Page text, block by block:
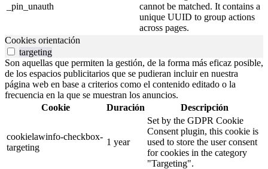
_pin_unauth
cannot be matched. It contains a
unique UUID to group actions
across pages.
Cookies orientación
targeting
Son aquellas que permiten la gestión, de la forma más eficaz posible,
de los espacios publicitarios que se pudieran incluir en nuestra
página web en base a criterios como el contenido editado o la
frecuencia en la que se muestran los anuncios.
Cookie
Duración Descripción
cookielawinfo-checkbox-
targeting
1 year
Set by the GDPR Cookie
Consent plugin, this cookie is
used to store the user consent
for cookies in the category
"Targeting".